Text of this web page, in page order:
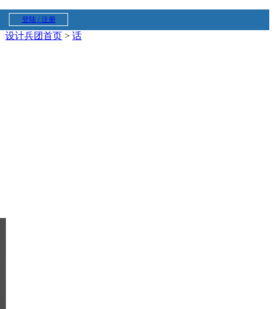
登陆 / 注册
设计兵团首页 > 话